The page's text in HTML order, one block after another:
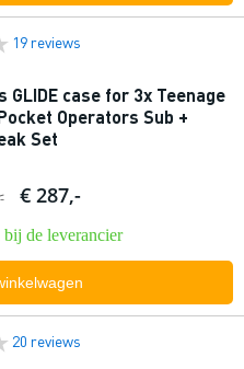
19 reviews
GLIDE case for 3x Teenage
Operators Sub +
Set
€ 287,-
de leverancier
20 reviews